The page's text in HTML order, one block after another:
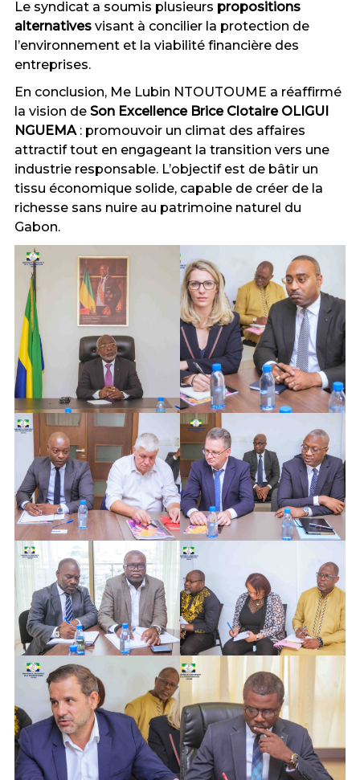
Le syndicat a soumis plusieurs propositions
alternativesvisant à concilier la protection de
l’environnement et la viabilité financière des
entreprises.
En conclusion, Me Lubin NTOUTOUME a réaffirmé
la vision de Son Excellence Brice Clotaire OLIGUI
NGUEMA: promouvoir un climat des affaires
attractif tout en engageant la transition vers une
industrie responsable. L’objectif est de bâtir un
tissu économique solide, capable de créer de la
richesse sans nuire au patrimoine naturel du
Gabon.